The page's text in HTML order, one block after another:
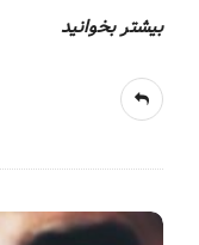
بیشتر بخوانید